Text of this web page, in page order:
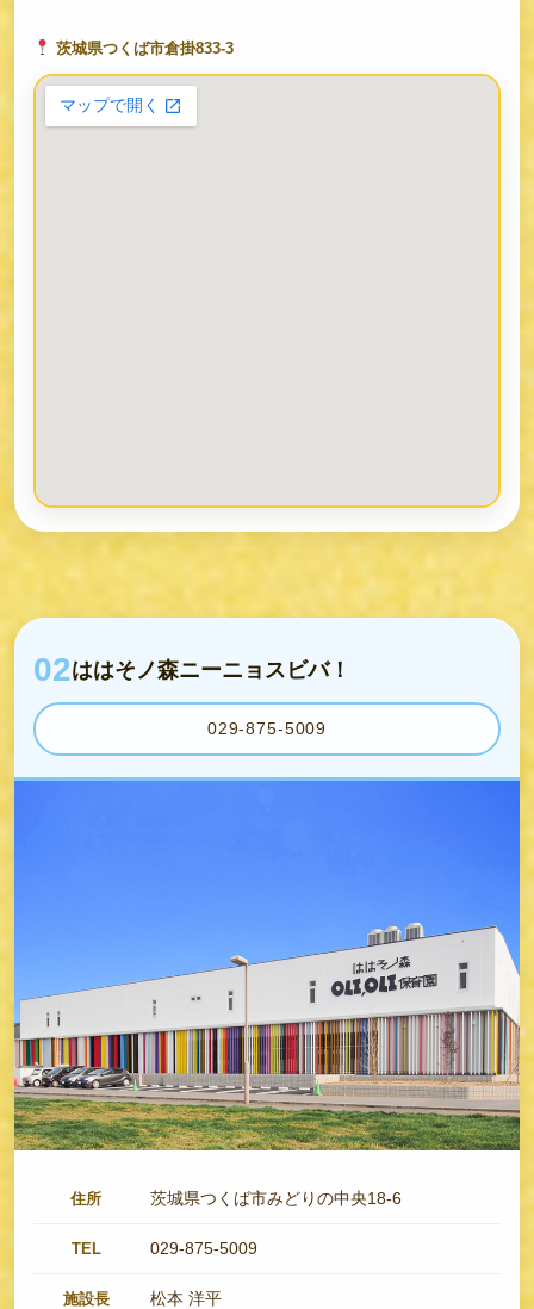
茨城県つくば市倉掛833-3
02ははそノ森ニーニョスビバ！
029-875-5009
住所 茨城県つくば市みどりの中央18-6
TEL 029-875-5009
施設長 松本 洋平